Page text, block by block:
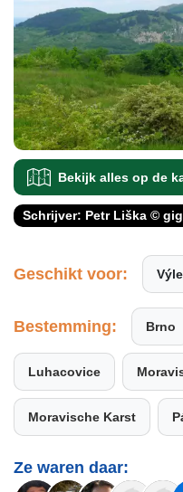
Bekijk alles op de
Schrijver: Petr Liška ©
Geschikt voor:
Bestemming: Brno
Luhacovice
Moravische Karst
Ze waren daar: